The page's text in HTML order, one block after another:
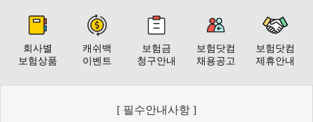
회사별
보험상품
캐쉬백
이벤트
보험금
청구안내
보험닷컴
채용공고
보험닷컴
제휴안내
[ 필수안내사항 ]